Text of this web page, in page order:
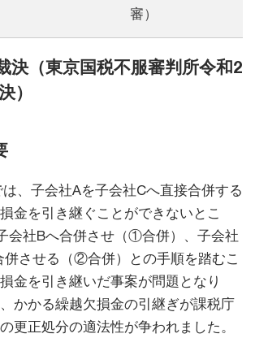
審）
決（東京国税不服審判所令和2
）
、子会社Aを子会社Cへ直接合併する
金を引き継ぐことができないとこ
会社Bへ合併させ（①合併）、子会社
併させる（②合併）との手順を踏むこ
金を引き継いだ事案が問題となり
、かかる繰越欠損金の引継ぎが課税庁
更正処分の適法性が争われました。